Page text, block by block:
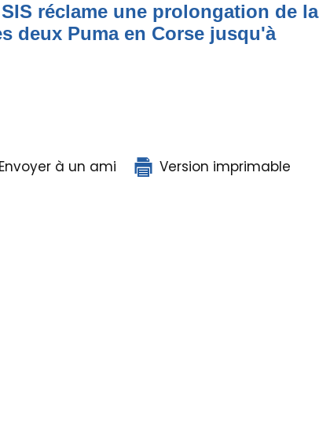
réclame une prolongation de la
deux Puma en Corse jusqu'à
Envoyer à un ami Version imprimable